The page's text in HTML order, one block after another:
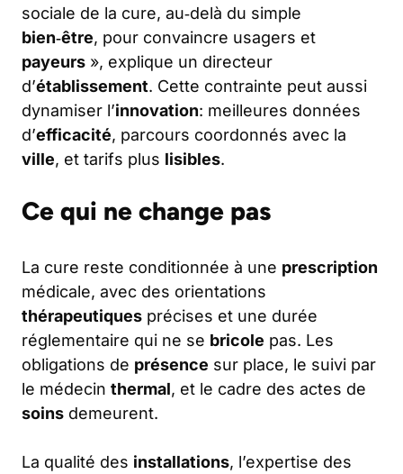
sociale de la cure, au‑delà du simple
bien‑être, pour convaincre usagers et
payeurs », explique un directeur
d’établissement. Cette contrainte peut aussi
dynamiser l’innovation: meilleures données
d’efficacité, parcours coordonnés avec la
ville, et tarifs plus lisibles.
Ce qui ne change pas
La cure reste conditionnée à une prescription
médicale, avec des orientations
thérapeutiques précises et une durée
réglementaire qui ne se bricole pas. Les
obligations de présence sur place, le suivi par
le médecin thermal, et le cadre des actes de
soins demeurent.
La qualité des installations, l’expertise des